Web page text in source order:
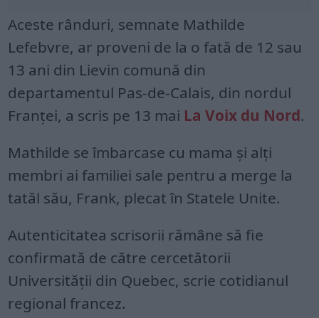
Aceste rânduri, semnate Mathilde
Lefebvre, ar proveni de la o fată de 12 sau
13 ani din Lievin comună din
departamentul Pas-de-Calais, din nordul
Franței, a scris pe 13 mai La Voix du Nord.
Mathilde se îmbarcase cu mama și alți
membri ai familiei sale pentru a merge la
tatăl său, Frank, plecat în Statele Unite.
Autenticitatea scrisorii rămâne să fie
confirmată de către cercetătorii
Universității din Quebec, scrie cotidianul
regional francez.